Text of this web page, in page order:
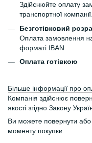
Здійснюйте оплату
транспортної компанії.
Безготівковий
Оплата замовлення
форматі IBAN
Оплата готівкою
Більше інформації про
Компанія здійснює
якості згідно Закону
Ви можете повернути або
моменту покупки.